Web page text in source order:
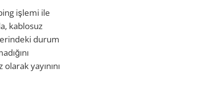
işlemi ile
kablosuz
durum
yayınını